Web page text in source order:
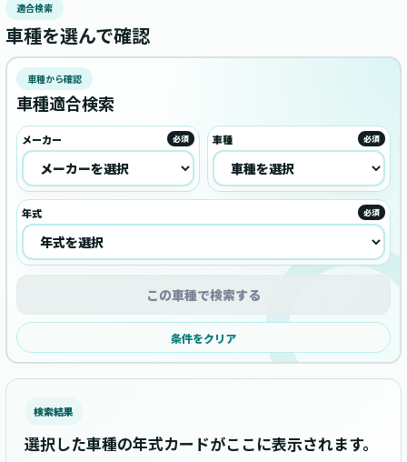
適合検索
車種を選んで確認
車種から確認
車種適合検索
メーカー 必須 車種 必須
年式 必須
この車種で検索する
条件をクリア
検索結果
選択した車種の年式カードがここに表示されます。